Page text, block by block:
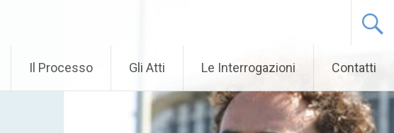
Il Processo Gli Atti Le Interrogazioni Contatti